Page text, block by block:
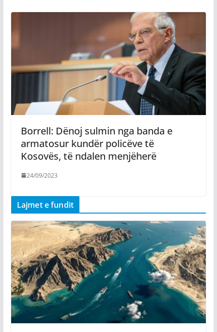
Borrell: Dënoj sulmin nga banda e
armatosur kundër policëve të
Kosovës, të ndalen menjëherë
24/09/2023
Lajmet e fundit